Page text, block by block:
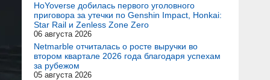
HoYoverse добилась первого уголовного
приговора за утечки по Genshin Impact, Honkai:
Star Rail и Zenless Zone Zero
06 августа 2026
Netmarble отчиталась о росте выручки во
втором квартале 2026 года благодаря успехам
за рубежом
05 августа 2026